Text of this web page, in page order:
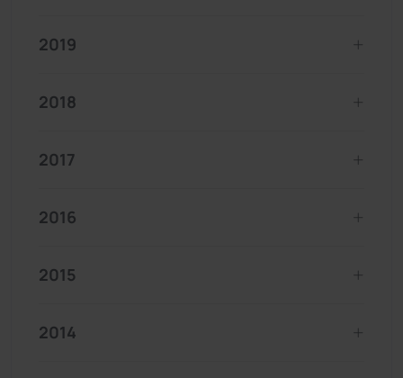
2019
2018
2017
2016
2015
2014